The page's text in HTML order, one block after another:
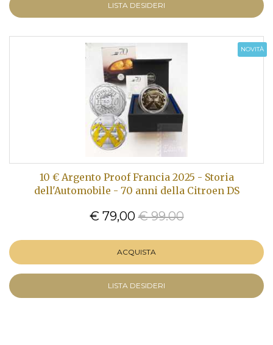
LISTA DESIDERI
NOVITÀ
10 € Argento Proof Francia 2025 - Storia
dell'Automobile - 70 anni della Citroen DS
€ 79,00 € 99.00
ACQUISTA
LISTA DESIDERI